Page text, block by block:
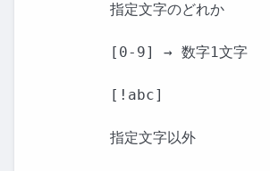
指定文字のどれか
[0-9] → 数字1文字
[!abc]
指定文字以外